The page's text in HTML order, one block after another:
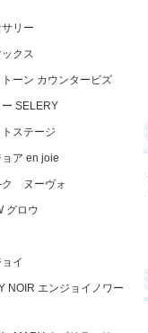
リー
クス
ーン カウンタービズ
SELERY
ステージ
ョア en joie
ヌーヴォ
グロウ
イ
NOIR エンジョイノワー